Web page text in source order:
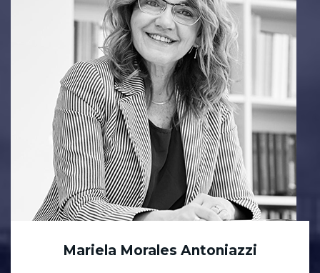
Mariela Morales Antoniazzi